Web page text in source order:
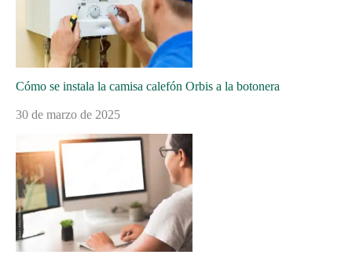
Cómo se instala la camisa calefón Orbis a la botonera
30 de marzo de 2025